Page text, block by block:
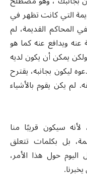
التي كانت تظهر في
المحاكم القديمة، لم
ويدافع عنه كما هو
يمكن أن يكون لديه
ليكون بجانبه، يقترح
لم يكن يقوم بالأشياء
سيكون قريبًا منا
بل بكلمات تتعلق
اليوم حول هذا الأمر،